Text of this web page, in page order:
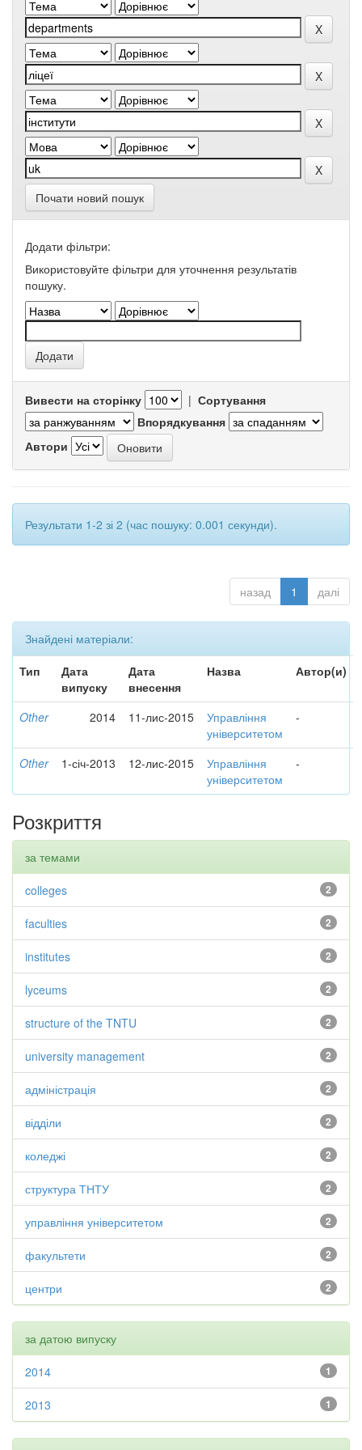
Почати новий пошук
Додати фільтри:
Використовуйте фільтри для уточнення результатів
пошуку.
Вивести на сторінку | Сортування
Впорядкування
Автори
Результати 1-2 зі 2 (час пошуку: 0.001 секунди).
назад 1 далі
Знайдені матеріали:
Тип
Дата
випуску
Дата
внесення
Назва Автор(и)
Other 2014 11-лис-2015
Управління
університетом
-
Other 1-січ-2013 12-лис-2015
Управління
університетом
-
Розкриття
за темами
2
colleges
2
faculties
2
institutes
2
lyceums
2
structure of the TNTU
2
university management
2
адміністрація
2
відділи
2
коледжі
2
структура ТНТУ
2
управління університетом
2
факультети
2
центри
за датою випуску
1
2014
1
2013